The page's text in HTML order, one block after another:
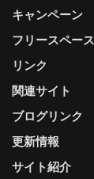
更新情報
サイト紹介
キャンペーン
フリースペース
リンク
関連サイト
ブログリンク